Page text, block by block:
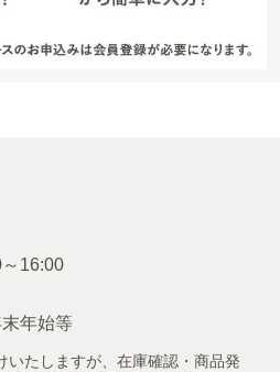
年始等
たしますが、在庫確認・商品発